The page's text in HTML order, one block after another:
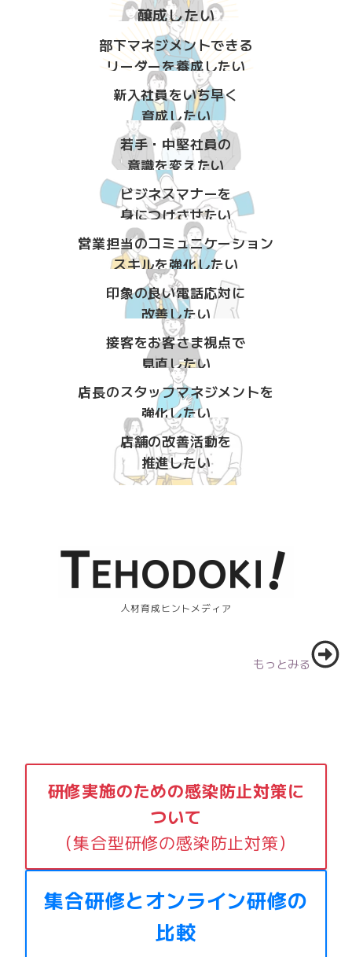
醸成したい
部下マネジメントできる
リーダーを養成したい
新入社員をいち早く
育成したい
若手・中堅社員の
意識を変えたい
ビジネスマナーを
身につけさせたい
営業担当のコミュニケーション
スキルを強化したい
印象の良い電話応対に
改善したい
接客をお客さま視点で
見直したい
店長のスタッフマネジメントを
強化したい
店舗の改善活動を
推進したい
人材育成ヒントメディア
もっとみる
研修実施のための感染防止対策に
ついて
（集合型研修の感染防止対策）
集合研修とオンライン研修の
比較